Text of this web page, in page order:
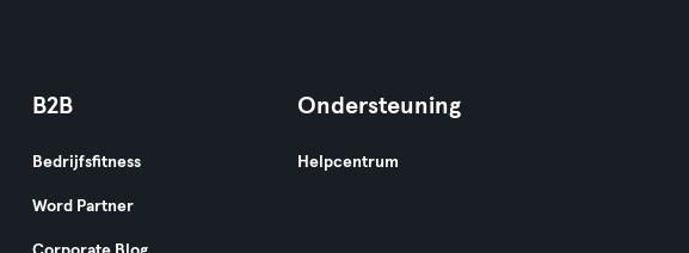
B2B
Bedrijfsfitness
Word Partner
Ondersteuning
Helpcentrum